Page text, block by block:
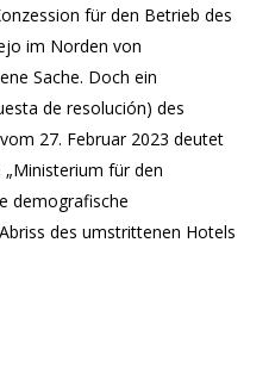
für den Betrieb des
im Norden von
Sache. Doch ein
de resolución) des
27. Februar 2023 deutet
für den
demografische
des umstrittenen Hotels